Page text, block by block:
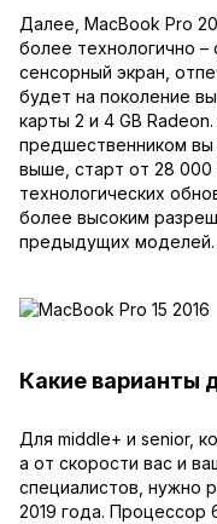
Далее, MacBook Pro
более технологично –
сенсорный экран,
будет на поколение
карты 2 и 4 GB
предшественником вы
выше, старт от 28 000
технологических
более высоким
предыдущих моделей.
Какие варианты
Для middle+ и senior,
а от скорости вас и
специалистов, нужно
2019 года. Процессор